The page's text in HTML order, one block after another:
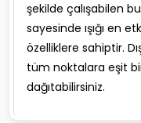
şekilde çalışabilen
sayesinde ışığı en
özelliklere sahiptir.
tüm noktalara eşit
dağıtabilirsiniz.